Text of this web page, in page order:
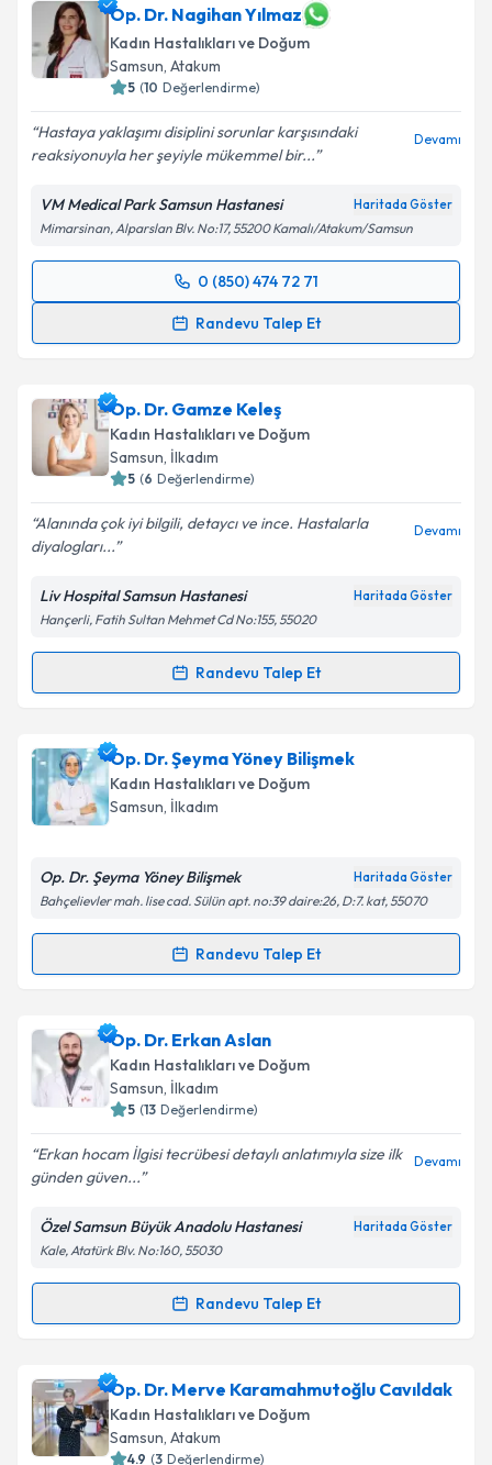
takvim hazırlandığında e-posta ile bilgilendireceğiz.
E-posta Adresiniz
Kişisel verilerimin işlenmesine ilişkin
kapsamda işlenmesini kabul ediyorum.
Takvim Talebini Gönder
Op. Dr. Nagihan Yılmaz
Kadın Hastalıkları ve Doğum
Samsun, Atakum
5 (10 Değerlendirme)
Hastaya yaklaşımı disiplini sorunlar karşısındaki
reaksiyonuyla her şeyiyle mükemmel bir...
Devamı
VM Medical Park Samsun Hastanesi Haritada Göster
Mimarsinan, Alparslan Blv. No:17, 55200 Kamalı/Atakum/Samsun
0 (850) 474 72 71
Randevu Talep Et
Randevu Takvimi Talebi
takvim hazırlandığında e-posta ile bilgilendireceğiz.
E-posta Adresiniz
kapsamda işlenmesini kabul ediyorum.
Takvim Talebini Gönder
Op. Dr. Gamze Keleş
Kadın Hastalıkları ve Doğum
Samsun, İlkadım
5 (6 Değerlendirme)
Alanında çok iyi bilgili, detaycı ve ince. Hastalarla
diyalogları...
Devamı
Liv Hospital Samsun Hastanesi Haritada Göster
Hançerli, Fatih Sultan Mehmet Cd No:155, 55020
Randevu Talep Et
Randevu Takvimi Talebi
Op. Dr. Gamze Keleşiçin randevu takvimi talebi
oluşturun. Size bu uzmandan randevu almanız için bir
takvim hazırlandığında e-posta ile bilgilendireceğiz.
Kişisel verilerimin işlenmesine ilişkin
Metni'ni okudum ve kişisel verilerimin belirtilen
Takvim Talebini Gönder
Op. Dr. Şeyma Yöney Bilişmek
Kadın Hastalıkları ve Doğum
Samsun, İlkadım
Op. Dr. Şeyma Yöney Bilişmek Haritada Göster
Bahçelievler mah. lise cad. Sülün apt. no:39 daire:26, D:7. kat, 55070
Randevu Talep Et
Randevu Takvimi Talebi
Op. Dr. Şeyma Yöney Bilişmek
talebi oluşturun. Size bu uzmandan randevu almanız
için bir takvim hazırlandığında e-posta ile
bilgilendireceğiz.
E-posta Adresiniz
Kişisel verilerimin işlenmesine ilişkin
Metni'ni okudum ve kişisel verilerimin belirtilen
kapsamda işlenmesini kabul ediyorum.
Op. Dr. Erkan Aslan
Kadın Hastalıkları ve Doğum
Samsun, İlkadım
5 (13 Değerlendirme)
Erkan hocam İlgisi tecrübesi detaylı anlatımıyla size ilk
günden güven...
Devamı
Özel Samsun Büyük Anadolu Hastanesi Haritada Göster
Kale, Atatürk Blv. No:160, 55030
Randevu Talep Et
Randevu Takvimi Talebi
Op. Dr. Erkan Aslaniçin randevu takvimi talebi
oluşturun. Size bu uzmandan randevu almanız için bir
takvim hazırlandığında e-posta ile bilgilendireceğiz.
Op. Dr. Merve Karamahmutoğlu Cavıldak
Kadın Hastalıkları ve Doğum
Samsun, Atakum
4.9 (3 Değerlendirme)